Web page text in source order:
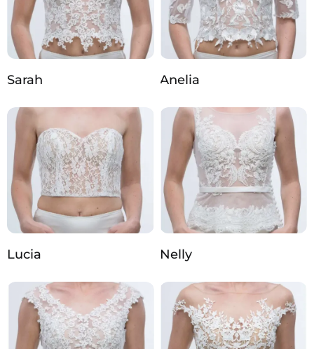
Sarah Anelia
Lucia Nelly